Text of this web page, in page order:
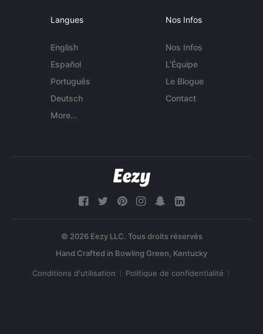
Langues
English
Español
Português
Deutsch
More...
Nos Infos
Nos Infos
L'Équipe
Le Blogue
Contact
© 2026 Eezy LLC. Tous droits réservés
Conditions d'utilisation Politique de confidentialité